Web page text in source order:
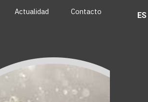
Actualidad Contacto ES